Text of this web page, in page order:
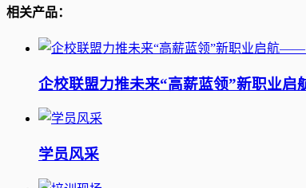
相关产品：
企校联盟力推未来“高薪蓝领”新职业
学员风采